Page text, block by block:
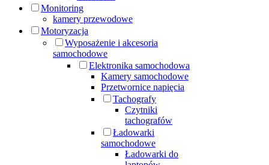
Monitoring
kamery przewodowe
Motoryzacja
Wyposażenie i akcesoria
samochodowe
Elektronika samochodowa
Kamery samochodowe
Przetwornice napięcia
Tachografy
Czytniki
tachografów
Ładowarki
samochodowe
Ładowarki do